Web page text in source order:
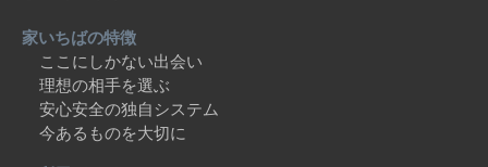
家いちばの特徴
ここにしかない出会い
理想の相手を選ぶ
安心安全の独自システム
今あるものを大切に